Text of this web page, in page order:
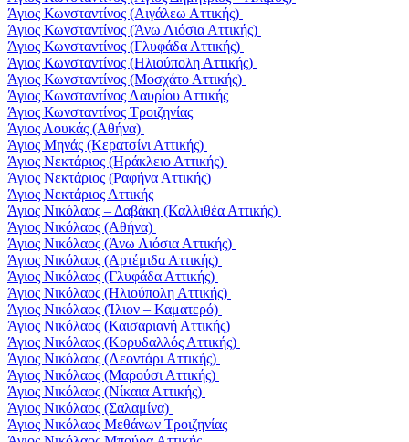
Άγιος Κωνσταντίνος (Αιγάλεω Αττικής)
Άγιος Κωνσταντίνος (Άνω Λιόσια Αττικής)
Άγιος Κωνσταντίνος (Γλυφάδα Αττικής)
Άγιος Κωνσταντίνος (Ηλιούπολη Αττικής)
Άγιος Κωνσταντίνος (Μοσχάτο Αττικής)
Άγιος Κωνσταντίνος Λαυρίου Αττικής
Άγιος Κωνσταντίνος Τροιζηνίας
Άγιος Λουκάς (Αθήνα)
Άγιος Μηνάς (Κερατσίνι Αττικής)
Άγιος Νεκτάριος (Ηράκλειο Αττικής)
Άγιος Νεκτάριος (Ραφήνα Αττικής)
Άγιος Νεκτάριος Αττικής
Άγιος Νικόλαος – Δαβάκη (Καλλιθέα Αττικής)
Άγιος Νικόλαος (Αθήνα)
Άγιος Νικόλαος (Άνω Λιόσια Αττικής)
Άγιος Νικόλαος (Αρτέμιδα Αττικής)
Άγιος Νικόλαος (Γλυφάδα Αττικής)
Άγιος Νικόλαος (Ηλιούπολη Αττικής)
Άγιος Νικόλαος (Ίλιον – Καματερό)
Άγιος Νικόλαος (Καισαριανή Αττικής)
Άγιος Νικόλαος (Κορυδαλλός Αττικής)
Άγιος Νικόλαος (Λεοντάρι Αττικής)
Άγιος Νικόλαος (Μαρούσι Αττικής)
Άγιος Νικόλαος (Νίκαια Αττικής)
Άγιος Νικόλαος (Σαλαμίνα)
Άγιος Νικόλαος Μεθάνων Τροιζηνίας